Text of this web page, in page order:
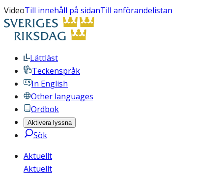
VideoTill innehåll på sidanTill anförandelistan
Lättläst
Teckenspråk
In English
Other languages
Ordbok
Aktivera lyssna
Sök
Aktuellt
Aktuellt